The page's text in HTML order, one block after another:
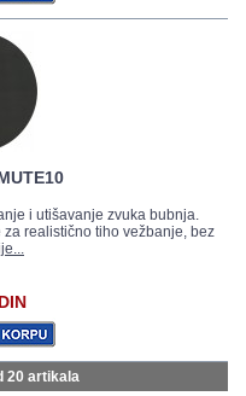
i utišavanje zvuka bubnja.
realistično tiho vežbanje, bez
20 artikala